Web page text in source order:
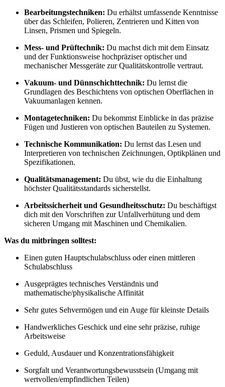
Bearbeitungstechniken: Du erhältst umfassende Kenntnisse
über das Schleifen, Polieren, Zentrieren und Kitten von
Linsen, Prismen und Spiegeln.
Mess- und Prüftechnik: Du machst dich mit dem Einsatz
und der Funktionsweise hochpräziser optischer und
mechanischer Messgeräte zur Qualitätskontrolle vertraut.
Vakuum- und Dünnschichttechnik: Du lernst die
Grundlagen des Beschichtens von optischen Oberflächen in
Vakuumanlagen kennen.
Montagetechniken: Du bekommst Einblicke in das präzise
Fügen und Justieren von optischen Bauteilen zu Systemen.
Technische Kommunikation: Du lernst das Lesen und
Interpretieren von technischen Zeichnungen, Optikplänen und
Spezifikationen.
Qualitätsmanagement: Du übst, wie du die Einhaltung
höchster Qualitätsstandards sicherstellst.
Arbeitssicherheit und Gesundheitsschutz: Du beschäftigst
dich mit den Vorschriften zur Unfallverhütung und dem
sicheren Umgang mit Maschinen und Chemikalien.
Was du mitbringen solltest:
Einen guten Hauptschulabschluss oder einen mittleren
Schulabschluss
Ausgeprägtes technisches Verständnis und
mathematische/physikalische Affinität
Sehr gutes Sehvermögen und ein Auge für kleinste Details
Handwerkliches Geschick und eine sehr präzise, ruhige
Arbeitsweise
Geduld, Ausdauer und Konzentrationsfähigkeit
Sorgfalt und Verantwortungsbewusstsein (Umgang mit
wertvollen/empfindlichen Teilen)